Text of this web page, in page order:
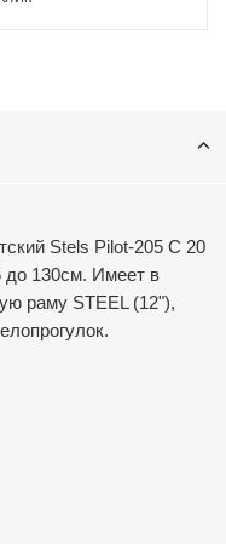
Stels Pilot-205 C 20
до 130см. Имеет в
раму STEEL (12"),